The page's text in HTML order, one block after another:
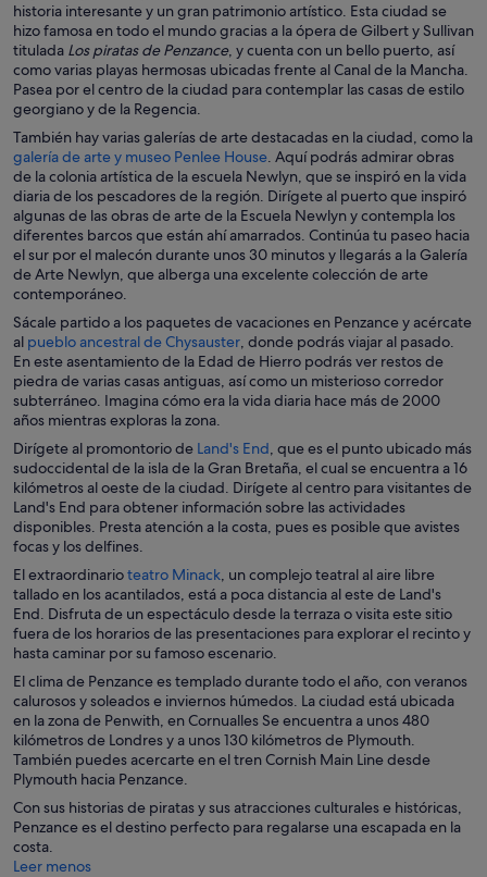
historia interesante y un gran patrimonio artístico. Esta ciudad se
hizo famosa en todo el mundo gracias a la ópera de Gilbert y Sullivan
titulada Los piratas de Penzance, y cuenta con un bello puerto, así
como varias playas hermosas ubicadas frente al Canal de la Mancha.
Pasea por el centro de la ciudad para contemplar las casas de estilo
georgiano y de la Regencia.
También hay varias galerías de arte destacadas en la ciudad, como la
galería de arte y museo Penlee HouseS
e
a
b
r
e
e
n
a
v
e
n
a
n
a
n
u
a
. Aquí podrás admirar obras
de la colonia artística de la escuela Newlyn, que se inspiró en la vida
diaria de los pescadores de la región. Dirígete al puerto que inspiró
algunas de las obras de arte de la Escuela Newlyn y contempla los
diferentes barcos que están ahí amarrados. Continúa tu paseo hacia
el sur por el malecón durante unos 30 minutos y llegarás a la Galería
de Arte Newlyn, que alberga una excelente colección de arte
contemporáneo.
Sácale partido a los paquetes de vacaciones en Penzance y acércate
al pueblo ancestral de ChysausterS
e
a
b
e
n
u
n
a
e
n
t
a
n
n
u
e
v
a
, donde podrás viajar al pasado.
En este asentamiento de la Edad de Hierro podrás ver restos de
piedra de varias casas antiguas, así como un misterioso corredor
subterráneo. Imagina cómo era la vida diaria hace más de 2000
años mientras exploras la zona.
Dirígete al promontorio de Land's End
e
a
b
n
u
n
a
v
e
n
t
a
n
n
u
e
, que es el punto ubicado más
sudoccidental de la isla de la Gran Bretaña, el cual se encuentra a 16
kilómetros al oeste de la ciudad. Dirígete al centro para visitantes de
Land's End para obtener información sobre las actividades
disponibles. Presta atención a la costa, pues es posible que avistes
focas y los delfines.
El extraordinarioteatro MinackS
e
a
b
r
e
n
u
n
a
e
n
, un complejo teatral al aire libre
tallado en los acantilados, está a poca distancia al este de Land's
End. Disfruta de un espectáculo desde la terraza o visita este sitio
fuera de los horarios de las presentaciones para explorar el recinto y
hasta caminar por su famoso escenario.
El clima de Penzance es templado durante todo el año, con veranos
calurosos y soleados e inviernos húmedos. La ciudad está ubicada
en la zona de Penwith, en Cornualles Se encuentra a unos 480
kilómetros de Londres y a unos 130 kilómetros de Plymouth.
También puedes acercarte en el tren Cornish Main Line desde
Plymouth hacia Penzance.
Con sus historias de piratas y sus atracciones culturales e históricas,
Penzance es el destino perfecto para regalarse una escapada en la
costa.
Leer menos